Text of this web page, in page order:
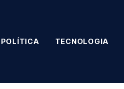
POLÍTICA TECNOLOGIA